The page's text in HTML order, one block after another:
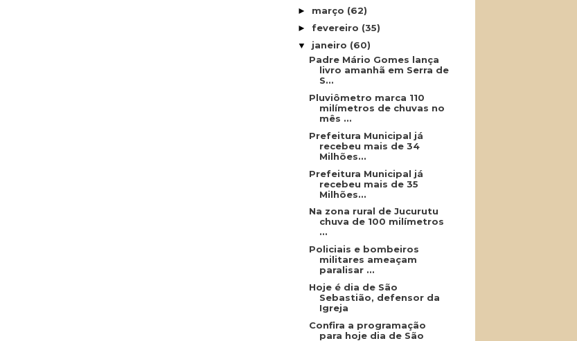
► março (62)
► fevereiro (35)
▼ janeiro (60)
Padre Mário Gomes lança
livro amanhã em Serra de
S...
Pluviômetro marca 110
milímetros de chuvas no
mês ...
Prefeitura Municipal já
recebeu mais de 34
Milhões...
Prefeitura Municipal já
recebeu mais de 35
Milhões...
Na zona rural de Jucurutu
chuva de 100 milímetros
...
Policiais e bombeiros
militares ameaçam
paralisar ...
Hoje é dia de São
Sebastião, defensor da
Igreja
Confira a programação
para hoje dia de São